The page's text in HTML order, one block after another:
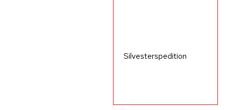
Silvesterspedition